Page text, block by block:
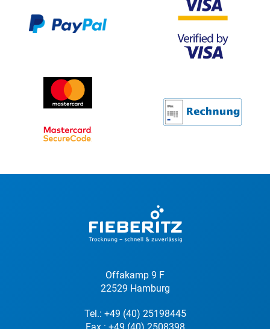
Offakamp 9 F
22529 Hamburg
Tel.: +49 (40) 25198445